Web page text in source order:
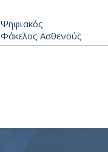
Ψηφιακός
Φάκελος Ασθενούς